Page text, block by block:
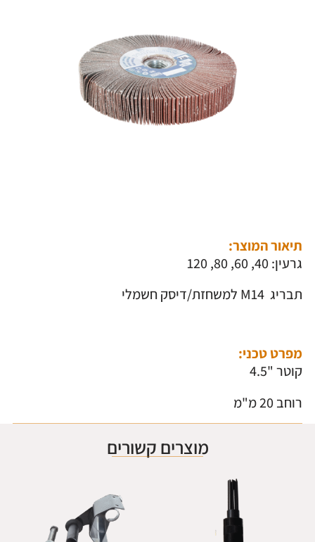
תיאור המוצר:
גרעין: 40, 60, 80, 120
תבריג M14 למשחזת/דיסק חשמלי
מפרט טכני:
קוטר "4.5
רוחב 20 מ"מ
מוצרים קשורים